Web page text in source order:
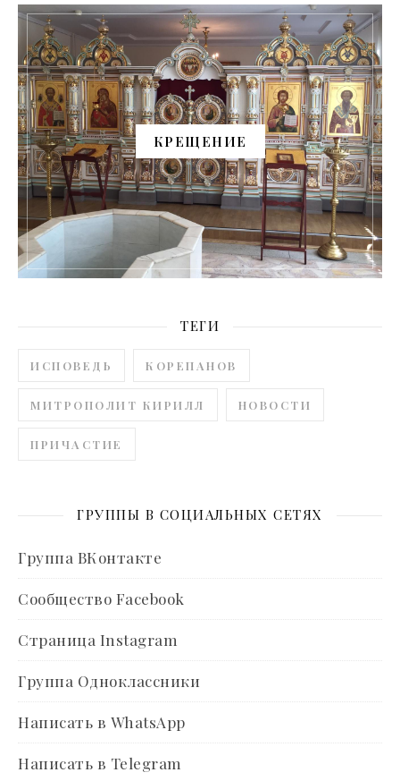
КРЕЩЕНИЕ
ТЕГИ
ИСПОВЕДЬ КОРЕПАНОВ
МИТРОПОЛИТ КИРИЛЛ НОВОСТИ
ПРИЧАСТИЕ
ГРУППЫ В СОЦИАЛЬНЫХ СЕТЯХ
Группа ВКонтакте
Сообщество Facebook
Страница Instagram
Группа Одноклассники
Написать в WhatsApp
Написать в Telegram